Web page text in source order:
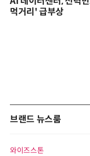
먹거리' 급부상
브랜드 뉴스룸
와이즈스톤